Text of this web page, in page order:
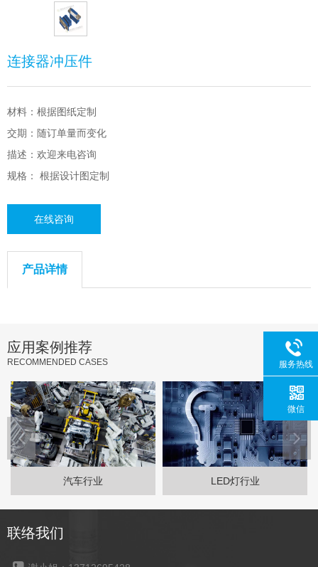
连接器冲压件
材料：根据图纸定制
交期：随订单量而变化
描述：欢迎来电咨询
规格： 根据设计图定制
在线咨询
产品详情
应用案例推荐
RECOMMENDED CASES
汽车行业 LED灯行业
联络我们
服务热线
微信